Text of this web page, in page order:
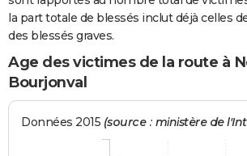
la part totale de blessés inclut déjà celles
des blessés graves.
Age des victimes de la route à
Bourjonval
Données 2015 (source : ministère de